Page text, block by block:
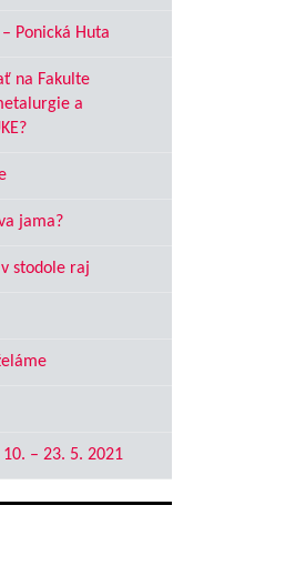
Ponická Huta
na Fakulte
a
jama?
stodole raj
– 23. 5. 2021